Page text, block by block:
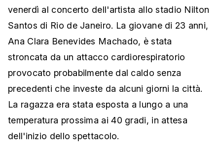
venerdì al concerto dell'artista allo stadio Nilton
Santos di Rio de Janeiro. La giovane di 23 anni,
Ana Clara Benevides Machado, è stata
stroncata da un attacco cardiorespiratorio
provocato probabilmente dal caldo senza
precedenti che investe da alcuni giorni la città.
La ragazza era stata esposta a lungo a una
temperatura prossima ai 40 gradi, in attesa
dell'inizio dello spettacolo.